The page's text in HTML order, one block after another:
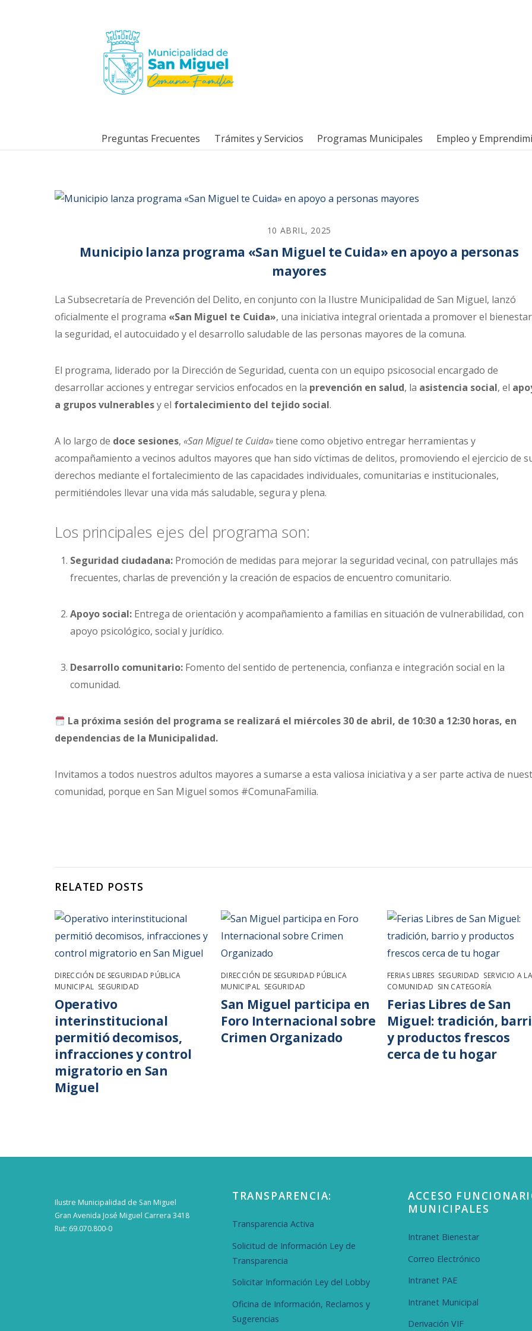
Preguntas Frecuentes Trámites y Servicios Programas Municipales Empleo y
10 ABRIL, 2025
Municipio lanza programa «San Miguel te Cuida» en apoyo a personas
mayores
La Subsecretaría de Prevención del Delito, en conjunto con la Ilustre Municipalidad de San Miguel, lanzó
oficialmente el programa «San Miguel te Cuida», una iniciativa integral orientada a promover el
la seguridad, el autocuidado y el desarrollo saludable de las personas mayores de la comuna.
El programa, liderado por la Dirección de Seguridad, cuenta con un equipo psicosocial encargado de
desarrollar acciones y entregar servicios enfocados en la prevención en salud, la asistencia social, el
a grupos vulnerablesy el fortalecimiento del tejido social.
A lo largo de doce sesiones, «San Miguel te Cuida»tiene como objetivo entregar herramientas y
acompañamiento a vecinos adultos mayores que han sido víctimas de delitos, promoviendo el ejercicio de
derechos mediante el fortalecimiento de las capacidades individuales, comunitarias e institucionales,
permitiéndoles llevar una vida más saludable, segura y plena.
Los principales ejes del programa son:
Seguridad ciudadana:Promoción de medidas para mejorar la seguridad vecinal, con patrullajes más
frecuentes, charlas de prevención y la creación de espacios de encuentro comunitario.
Apoyo social:Entrega de orientación y acompañamiento a familias en situación de vulnerabilidad, con
apoyo psicológico, social y jurídico.
Desarrollo comunitario:Fomento del sentido de pertenencia, confianza e integración social en la
comunidad.
La próxima sesión del programa se realizará el miércoles 30 de abril, de 10:30 a 12:30 horas, en
dependencias de la Municipalidad.
Invitamos a todos nuestros adultos mayores a sumarse a esta valiosa iniciativa y a ser parte activa de
comunidad, porque en San Miguel somos #ComunaFamilia.
RELATED POSTS
DIRECCIÓN DE SEGURIDAD PÚBLICA
MUNICIPAL SEGURIDAD
Operativo
interinstitucional
permitió decomisos,
infracciones y control
migratorio en San
Miguel
DIRECCIÓN DE SEGURIDAD PÚBLICA
MUNICIPAL SEGURIDAD
San Miguel participa en
Foro Internacional sobre
Crimen Organizado
FERIAS LIBRES SEGURIDAD SERVICIO A
COMUNIDAD SIN CATEGORÍA
Ferias Libres de San
Miguel: tradición,
y productos frescos
cerca de tu hogar
Ilustre Municipalidad de San Miguel
Gran Avenida José Miguel Carrera 3418
Rut: 69.070.800-0
TRANSPARENCIA:
Transparencia Activa
Solicitud de Información Ley de
Transparencia
Solicitar Información Ley del Lobby
Oficina de Información, Reclamos y
Sugerencias
ACCESO
MUNICIPALES
Intranet Bienestar
Correo Electrónico
Intranet PAE
Intranet Municipal
Derivación VIF